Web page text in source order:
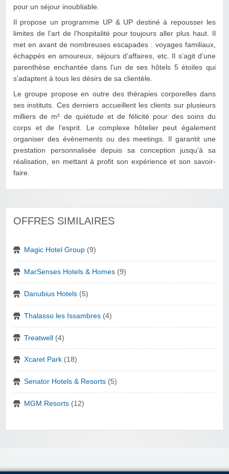
pour un séjour inoubliable.
Il propose un programme UP & UP destiné à repousser les
limites de l’art de l’hospitalité pour toujours aller plus haut. Il
met en avant de nombreuses escapades : voyages familiaux,
échappés en amoureux, séjours d’affaires, etc. Il s’agit d’une
parenthèse enchantée dans l’un de ses hôtels 5 étoiles qui
s’adaptent à tous les désirs de sa clientèle.
Le groupe propose en outre des thérapies corporelles dans
ses instituts. Ces derniers accueillent les clients sur plusieurs
milliers de m² de quiétude et de félicité pour des soins du
corps et de l’esprit. Le complexe hôtelier peut également
organiser des évènements ou des meetings. Il garantit une
prestation personnalisée depuis sa conception jusqu’à sa
réalisation, en mettant à profit son expérience et son savoir-
faire.
OFFRES SIMILAIRES
Magic Hotel Group (9)
MarSenses Hotels & Homes (9)
Danubius Hotels (5)
Thalasso les Issambres (4)
Treatwell (4)
Xcaret Park (18)
Senator Hotels & Resorts (5)
MGM Resorts (12)